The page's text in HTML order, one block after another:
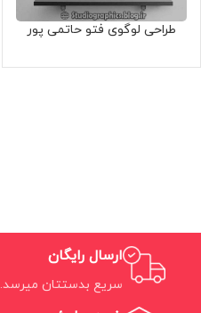
طراحی لوگوی فتو حاتمی پور
ارسال رایگان
سریع بدستتان میرسد.